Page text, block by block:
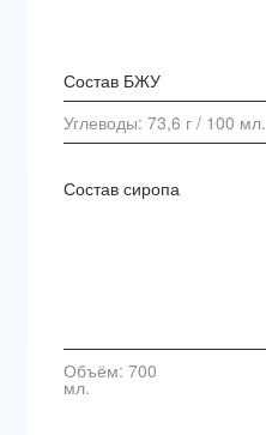
Состав БЖУ
Углеводы: 73,6 г / 100 мл.
Состав сиропа
Объём: 700
мл.